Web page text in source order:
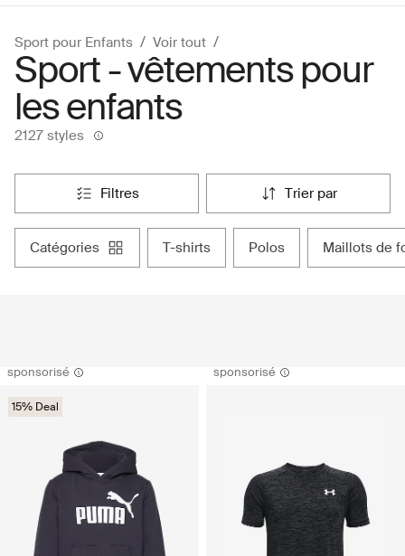
Sport pour Enfants Voir tout
Sport - vêtements pour
les enfants
2127 styles
filtres trier par
catégories t-shirts polos maillots de
sponsorisé
15% Deal
sponsorisé